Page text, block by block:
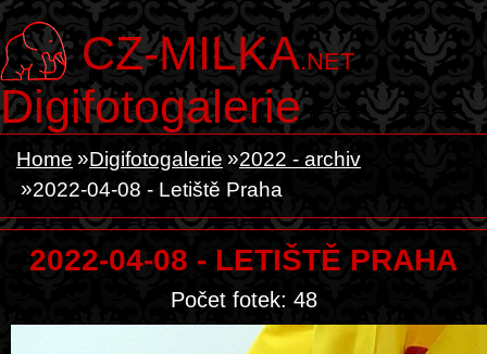
CZ-MILKA.NET
Digifotogalerie
Home Digifotogalerie
2022 - archiv
2022-04-08 - Letiště Praha
2022-04-08 - LETIŠTĚ PRAHA
Počet fotek: 48